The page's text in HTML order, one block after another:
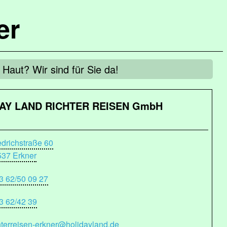
Wir sind für Sie da!
LAND RICHTER REISEN GmbH
60
Erkner
62/50 09 27
62/42 39
erkner@holidayland.de